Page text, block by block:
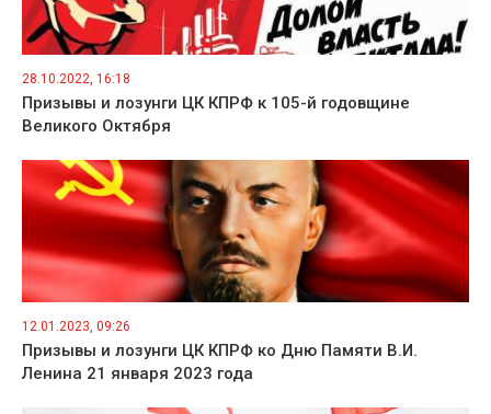
28.10.2022, 16:18
Призывы и лозунги ЦК КПРФ к 105-й годовщине
Великого Октября
12.01.2023, 09:26
Призывы и лозунги ЦК КПРФ ко Дню Памяти В.И.
Ленина 21 января 2023 года